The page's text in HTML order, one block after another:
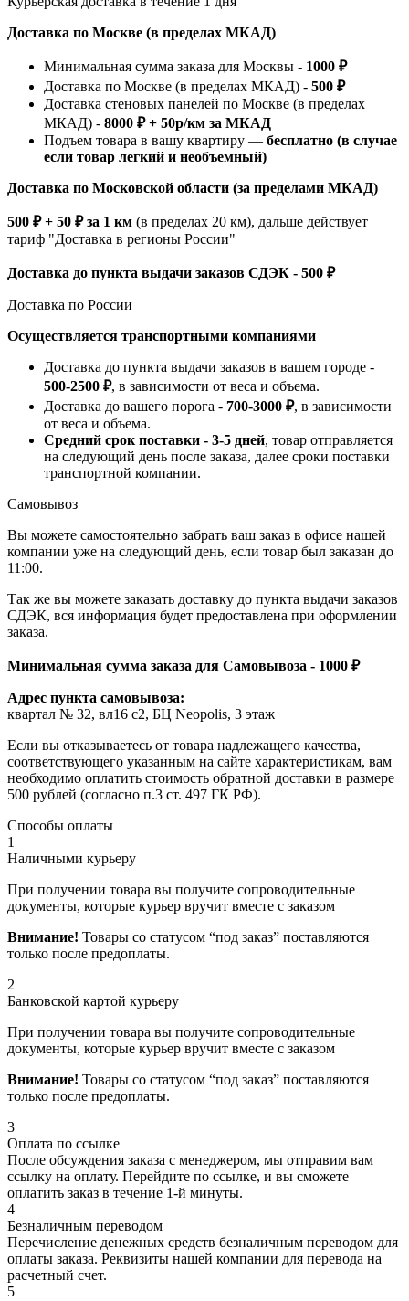
Доставка по Москве (в пределах МКАД)
Минимальная сумма заказа для Москвы - 1000 ₽
Доставка по Москве (в пределах МКАД) - 500 ₽
Доставка стеновых панелей по Москве (в пределах
МКАД) - 8000 ₽ + 50р/км за МКАД
Подъем товара в вашу квартиру — бесплатно (в случае
если товар легкий и необъемный)
Доставка по Московской области (за пределами МКАД)
500 ₽ + 50 ₽ за 1 км (в пределах 20 км), дальше действует
тариф "Доставка в регионы России"
Доставка до пункта выдачи заказов СДЭК - 500 ₽
Доставка по России
Осуществляется транспортными компаниями
Доставка до пункта выдачи заказов в вашем городе -
500-2500 ₽, в зависимости от веса и объема.
Доставка до вашего порога - 700-3000 ₽, в зависимости
от веса и объема.
Средний срок поставки - 3-5 дней, товар отправляется
на следующий день после заказа, далее сроки поставки
транспортной компании.
Самовывоз
Вы можете самостоятельно забрать ваш заказ в офисе нашей
компании уже на следующий день, если товар был заказан до
11:00.
Так же вы можете заказать доставку до пункта выдачи заказов
СДЭК, вся информация будет предоставлена при оформлении
заказа.
Минимальная сумма заказа для Самовывоза - 1000 ₽
Адрес пункта самовывоза:
квартал № 32, вл16 с2, БЦ Neopolis, 3 этаж
Если вы отказываетесь от товара надлежащего качества,
соответствующего указанным на сайте характеристикам, вам
необходимо оплатить стоимость обратной доставки в размере
500 рублей (согласно п.3 ст. 497 ГК РФ).
Способы оплаты
1
Наличными курьеру
При получении товара вы получите сопроводительные
документы, которые курьер вручит вместе с заказом
Внимание! Товары со статусом “под заказ” поставляются
только после предоплаты.
2
Банковской картой курьеру
При получении товара вы получите сопроводительные
документы, которые курьер вручит вместе с заказом
Внимание! Товары со статусом “под заказ” поставляются
только после предоплаты.
3
Оплата по ссылке
После обсуждения заказа с менеджером, мы отправим вам
ссылку на оплату. Перейдите по ссылке, и вы сможете
оплатить заказ в течение 1-й минуты.
4
Безналичным переводом
Перечисление денежных средств безналичным переводом для
оплаты заказа. Реквизиты нашей компании для перевода на
расчетный счет.
5